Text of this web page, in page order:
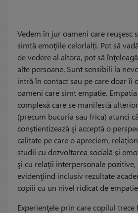
Vedem în jur oameni care reuşesc
simtă emoţiile celorlalți. Pot să
de vedere al altora, pot să
alte persoane. Sunt sensibili la
intră în contact sau pe care doar îi
oameni care simt empatie.
complexă care se manifestă
(precum bucuria sau frica) atunci
conştientizează şi acceptă o
calitate pe care o apreciem,
studii cu dezvoltarea socială şi
şi cu relaţii interpersonale
evidenţiind inclusiv rezultate
copiii cu un nivel ridicat de
Experienţele prin care copilul trece